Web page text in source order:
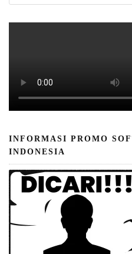
INFORMASI PROMO
INDONESIA